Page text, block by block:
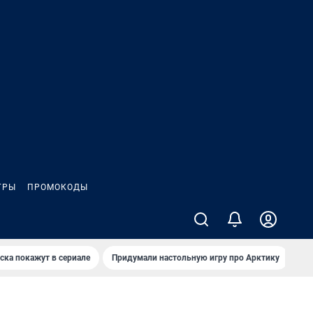
ПРОМОКОДЫ
покажут в сериале Придумали настольную игру про Арктику